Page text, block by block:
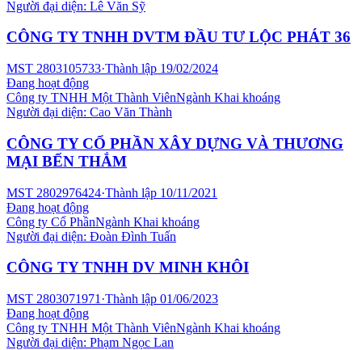
Người đại diện: Lê Văn Sỹ
CÔNG TY TNHH DVTM ĐẦU TƯ LỘC PHÁT 36
MST 2803105733·Thành lập 19/02/2024
Đang hoạt động
Công ty TNHH Một Thành ViênNgành Khai khoáng
Người đại diện: Cao Văn Thành
CÔNG TY CỔ PHẦN XÂY DỰNG VÀ THƯƠNG
MẠI BẾN THẮM
MST 2802976424·Thành lập 10/11/2021
Đang hoạt động
Công ty Cổ PhầnNgành Khai khoáng
Người đại diện: Đoàn Đình Tuấn
CÔNG TY TNHH DV MINH KHÔI
MST 2803071971 ·Thành lập 01/06/2023
Đang hoạt động
Công ty TNHH Một Thành ViênNgành Khai khoáng
Người đại diện: Phạm Ngọc Lan